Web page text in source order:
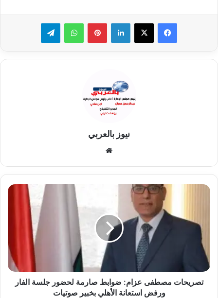
لينكدإن بينتيريستواتساب تيلقرام
نيوز بالعربي
تصريحات
ضوابط
صارمة
لحضور
جلسة
الفار
ورفض
استعانة
تصريحات مصطفى عزام: ضوابط صارمة لحضور جلسة الفار
ورفض استعانة الأهلي بخبير صوتيات